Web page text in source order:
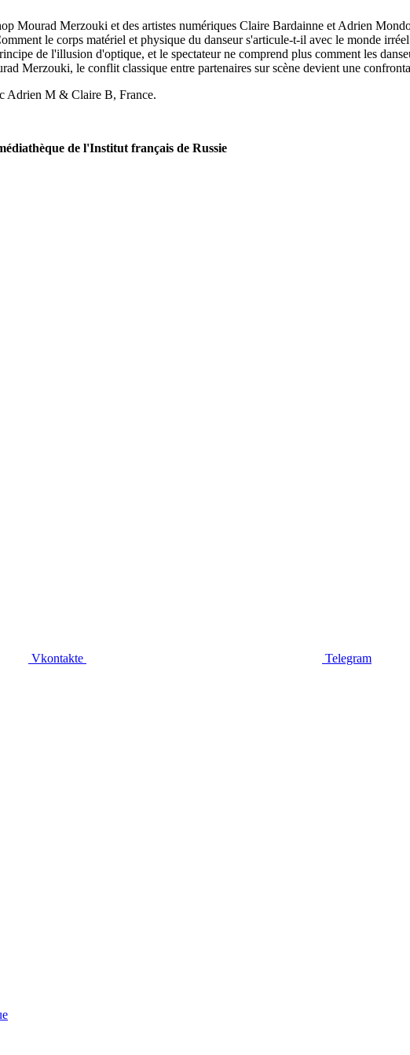
Mourad Merzouki et des artistes numériques Claire Bardainne et Adrien
le corps matériel et physique du danseur s'articule-t-il avec le monde
de l'illusion d'optique, et le spectateur ne comprend plus comment les
Merzouki, le conflit classique entre partenaires sur scène devient une
Adrien M & Claire B, France.
de l'Institut français de Russie
Vkontakte
Telegram